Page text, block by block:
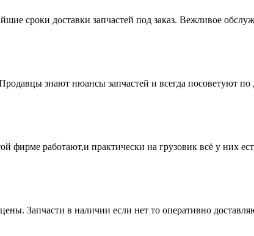
сроки доставки запчастей под заказ. Вежливое
знают нюансы запчастей и всегда посоветуют
фирме работают,и практически на грузовик всё у них
Запчасти в наличии если нет то оперативно